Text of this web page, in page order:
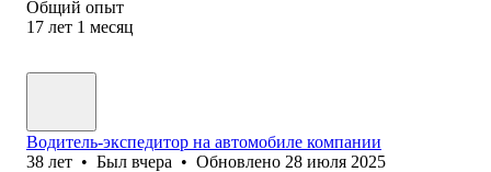
Общий опыт
17 лет 1 месяц
Водитель-экспедитор на автомобиле компании
38 лет • Был вчера • Обновлено 28 июля 2025